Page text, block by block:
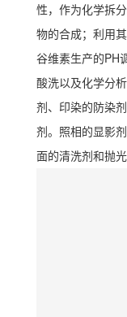
性，作为化学拆
物的合成；利用
谷维素生产的PH
酸洗以及化学分
剂、印染的防染
剂。照相的显影
面的清洗剂和抛光